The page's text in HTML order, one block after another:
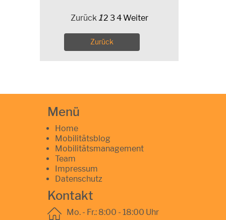
Zurück 1 2 34Weiter
Zurück
Menü
Home
Mobilitätsblog
Mobilitätsmanagement
Team
Impressum
Datenschutz
Kontakt
Mo. - Fr.: 8:00 - 18:00 Uhr